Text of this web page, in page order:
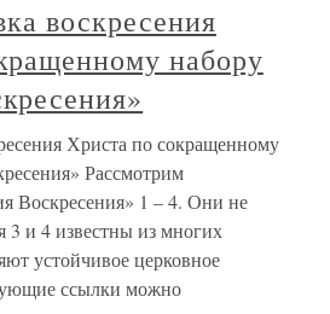
воскресения
набору
Христа по сокращенному
Рассмотрим
Воскресения» 1 – 4. Они не
3 и 4 известны из многих
устойчивое церковное
ссылки можно